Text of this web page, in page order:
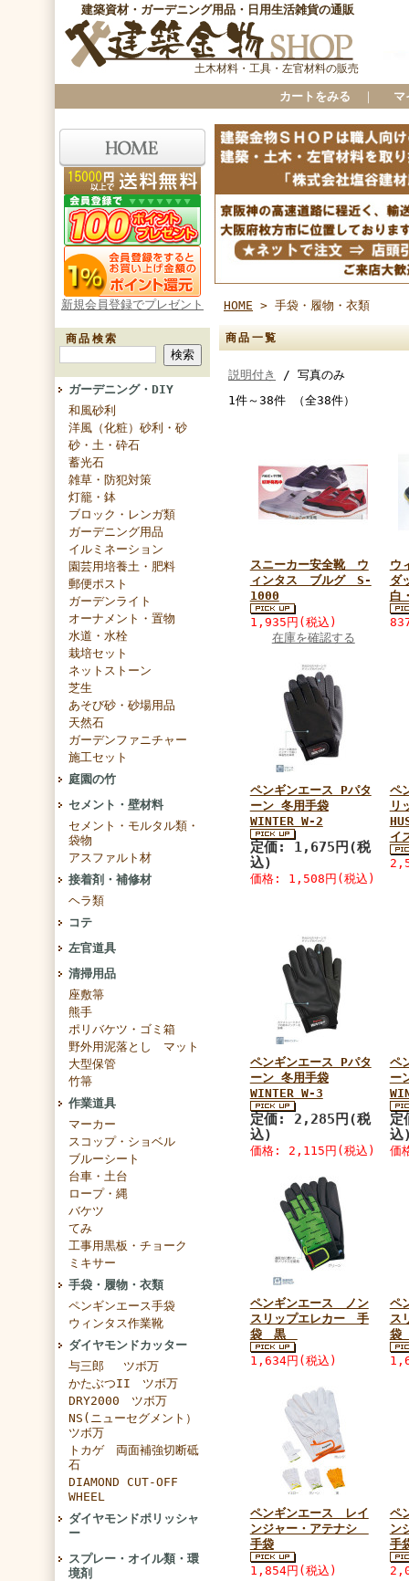
建築資材・ガーデニング用品・日用生活雑貨の通販
土木材料・工具・左官材料の販売
カートをみる ｜ マ
新規会員登録でプレゼント
商品検索
ガーデニング・DIY
和風砂利
洋風（化粧）砂利・砂
砂・土・砕石
蓄光石
雑草・防犯対策
灯籠・鉢
ブロック・レンガ類
ガーデニング用品
イルミネーション
園芸用培養土・肥料
郵便ポスト
ガーデンライト
オーナメント・置物
水道・水栓
栽培セット
ネットストーン
芝生
あそび砂・砂場用品
天然石
ガーデンファニチャー
施工セット
庭園の竹
セメント・壁材料
セメント・モルタル類・
袋物
アスファルト材
接着剤・補修材
ヘラ類
コテ
左官道具
清掃用品
座敷箒
熊手
ポリバケツ・ゴミ箱
野外用泥落とし マット
大型保管
竹箒
作業道具
マーカー
スコップ・ショベル
ブルーシート
台車・土台
ロープ・縄
バケツ
てみ
工事用黒板・チョーク
ミキサー
手袋・履物・衣類
ペンギンエース手袋
ウィンタス作業靴
ダイヤモンドカッター
与三郎 ツボ万
かたぶつII ツボ万
DRY2000 ツボ万
NS(ニューセグメント）
ツボ万
トカゲ 両面補強切断砥
石
DIAMOND CUT-OFF
WHEEL
ダイヤモンドポリッシャ
ー
スプレー・オイル類・環
境剤
HOME > 手袋・履物・衣類
商品一覧
説明付き
/ 写真のみ
1件～38件 （全38件）
スニーカー安全靴 ウ
ィンタス ブルグ S-
1000
1,935円(税込)
在庫を確認する
ウ
ダ
白
ペンギンエース Pパタ
ーン 冬用手袋
WINTER W-2
定価: 1,675円(税
込)
価格: 1,508円(税込)
ペ
リ
イ
ペンギンエース Pパタ
ーン 冬用手袋
WINTER W-3
定価: 2,285円(税
込)
価格: 2,115円(税込)
ペ
ー
込
価
ペンギンエース ノン
スリップエレカー 手
袋 黒
1,634円(税込)
ペ
ス
ペンギンエース レイ
ンジャー・アテナシ
手袋
1,854円(税込)
ペ
ン
手